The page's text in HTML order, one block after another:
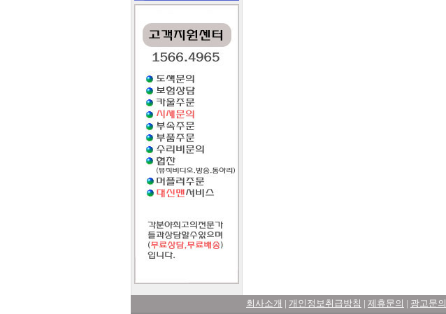
회사소개 | 개인정보취급방침 | 제휴문의 | 광고문의